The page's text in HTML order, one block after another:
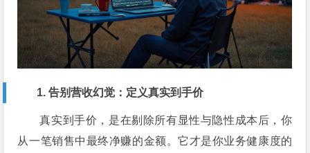
1. 告别营收幻觉：定义真实到手价
真实到手价，是在剔除所有显性与隐性成本后，你
从一笔销售中最终净赚的金额。它才是你业务健康度的